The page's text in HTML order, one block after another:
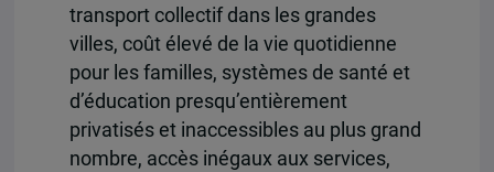
transport collectif dans les grandes
villes, coût élevé de la vie quotidienne
pour les familles, systèmes de santé et
d’éducation presqu’entièrement
privatisés et inaccessibles au plus grand
nombre, accès inégaux aux services,